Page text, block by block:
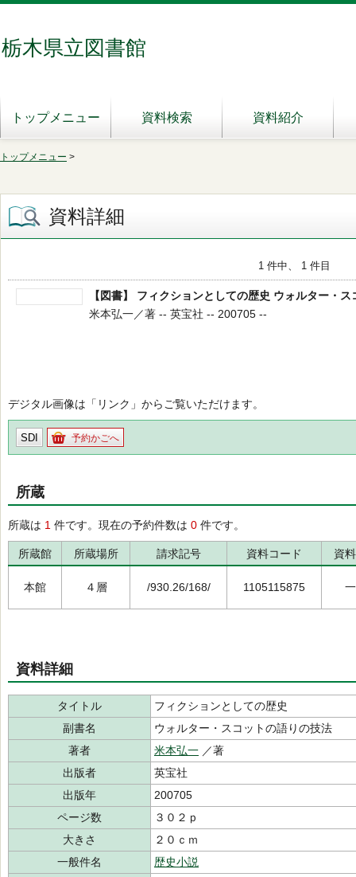
栃木県立図書館
トップメニュー 資料検索 資料紹介
トップメニュー >
資料詳細
1 件中、 1 件目
【図書】 フィクションとしての歴史 ウォルター・
米本弘一／著 -- 英宝社 -- 200705 --
デジタル画像は「リンク」からご覧いただけます。
SDI 予約かごへ
所蔵
所蔵は 1 件です。現在の予約件数は 0 件です。
所蔵館 所蔵場所 請求記号 資料コード 資
本館 ４層 /930.26/168/ 1105115875
資料詳細
タイトル
フィクションとしての歴史
副書名
ウォルター・スコットの語りの技法
著者
米本弘一 ／著
出版者
英宝社
出版年
200705
ページ数
３０２ｐ
大きさ
２０ｃｍ
一般件名
歴史小説